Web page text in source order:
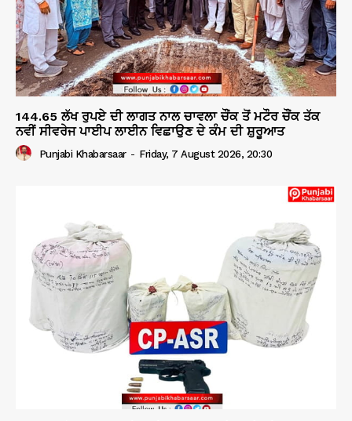
144.65 ਲੱਖ ਰੁਪਏ ਦੀ ਲਾਗਤ ਨਾਲ ਚਾਵਲਾ ਚੌਂਕ ਤੋਂ ਮਟੌਰ ਚੌਂਕ ਤੱਕ
ਨਵੀਂ ਸੀਵਰੇਜ ਪਾਈਪ ਲਾਈਨ ਵਿਛਾਉਣ ਦੇ ਕੰਮ ਦੀ ਸ਼ੁਰੂਆਤ
Punjabi Khabarsaar - Friday, 7 August 2026, 20:30